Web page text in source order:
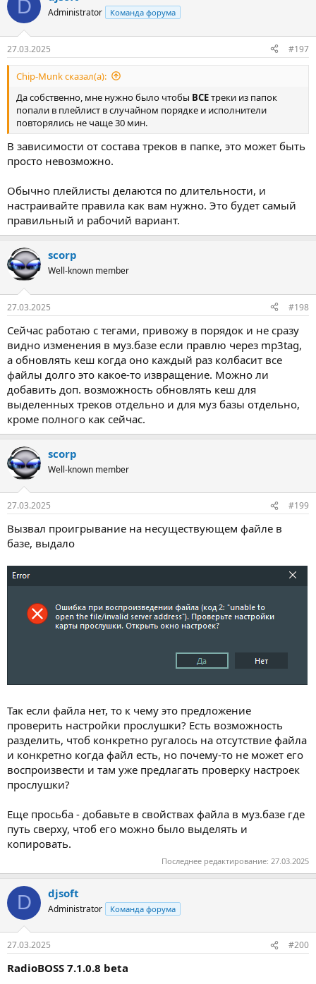
D Administrator Команда форума
27.03.2025 #197
Chip-Munk сказал(а):
Да собственно, мне нужно было чтобы ВСЕтреки из папок
попали в плейлист в случайном порядке и исполнители
повторялись не чаще 30 мин.
В зависимости от состава треков в папке, это может быть
просто невозможно.
Обычно плейлисты делаются по длительности, и
настраивайте правила как вам нужно. Это будет самый
правильный и рабочий вариант.
scorp
Well-known member
27.03.2025 #198
Сейчас работаю с тегами, привожу в порядок и не сразу
видно изменения в муз.базе если правлю через mp3tag,
а обновлять кеш когда оно каждый раз колбасит все
файлы долго это какое-то извращение. Можно ли
добавить доп. возможность обновлять кеш для
выделенных треков отдельно и для муз базы отдельно,
кроме полного как сейчас.
scorp
Well-known member
27.03.2025 #199
Вызвал проигрывание на несуществующем файле в
базе, выдало
Так если файла нет, то к чему это предложение
проверить настройки прослушки? Есть возможность
разделить, чтоб конкретно ругалось на отсутствие файла
и конкретно когда файл есть, но почему-то не может его
воспроизвести и там уже предлагать проверку настроек
прослушки?
Еще просьба - добавьте в свойствах файла в муз.базе где
путь сверху, чтоб его можно было выделять и
копировать.
Последнее редактирование: 27.03.2025
D djsoft
Administrator Команда форума
27.03.2025 #200
RadioBOSS 7.1.0.8 beta